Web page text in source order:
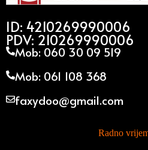
ID: 4210269990006
PDV: 210269990006
Mob: 060 30 09 519
Mob: 061 108 368
faxydoo@gmail.com
Radno